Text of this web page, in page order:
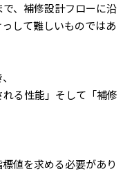
、補修設計フローに沿
して難しいものではあ
れる性能」そして「補修
値を求める必要があり